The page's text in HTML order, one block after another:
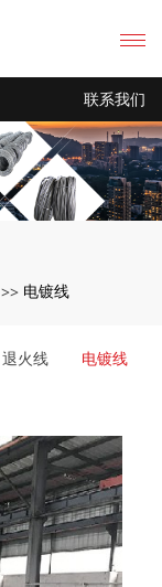
联系我们
>> 电镀线
退火线 电镀线